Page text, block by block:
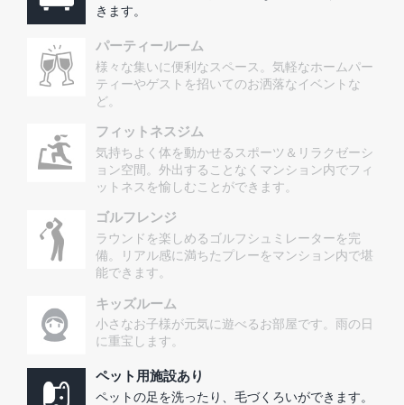
きます。
パーティールーム
様々な集いに便利なスペース。気軽なホームパー
ティーやゲストを招いてのお洒落なイベントな
ど。
フィットネスジム
気持ちよく体を動かせるスポーツ＆リラクゼーシ
ョン空間。外出することなくマンション内でフィ
ットネスを愉しむことができます。
ゴルフレンジ
ラウンドを楽しめるゴルフシュミレーターを完
備。リアル感に満ちたプレーをマンション内で堪
能できます。
キッズルーム
小さなお子様が元気に遊べるお部屋です。雨の日
に重宝します。
ペット用施設あり
ペットの足を洗ったり、毛づくろいができます。